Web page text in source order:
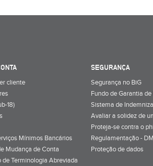
cliente
18)
Mínimos Bancários
Mudança de Conta
de Terminologia Abreviada
SEGURANÇA
Segurança no BiG
Fundo de Garantia
Sistema de
Avaliar a solidez de
Proteja-se contra o
Regulamentação -
Proteção de dados